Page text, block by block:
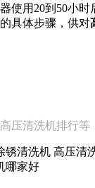
使用 20到50小时
具体步骤，供对
压清洗机排行等
清洗机 高压
哪家好